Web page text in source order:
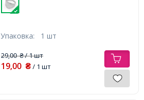
Упаковка: 1 шт
29,00₴/ 1 шт
19,00 ₴/ 1 шт